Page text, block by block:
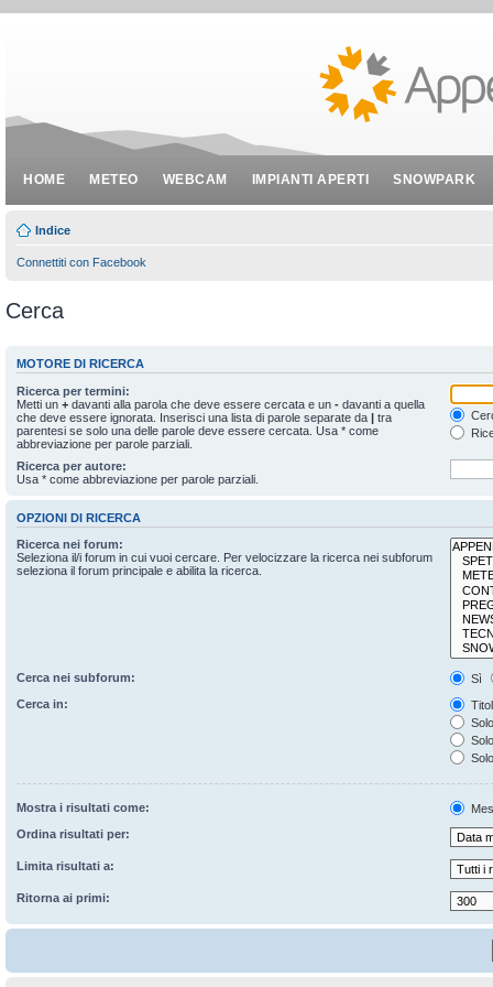
HOME METEO WEBCAM IMPIANTI APERTI SNOWPARK
Indice
Connettiti con Facebook
Cerca
MOTORE DI RICERCA
Ricerca per termini:
Metti un + davanti alla parola che deve essere cercata e un - davanti a quella
che deve essere ignorata. Inserisci una lista di parole separate da | tra
parentesi se solo una delle parole deve essere cercata. Usa * come
abbreviazione per parole parziali.
Ricerca per autore:
Usa * come abbreviazione per parole parziali.
OPZIONI DI RICERCA
Ricerca nei forum:
Seleziona il/i forum in cui vuoi cercare. Per velocizzare la ricerca nei subforum
seleziona il forum principale e abilita la ricerca.
Cerca nei subforum:
Sì
Cerca in:
Mostra i risultati come:
Ordina risultati per:
Limita risultati a:
Ritorna ai primi: